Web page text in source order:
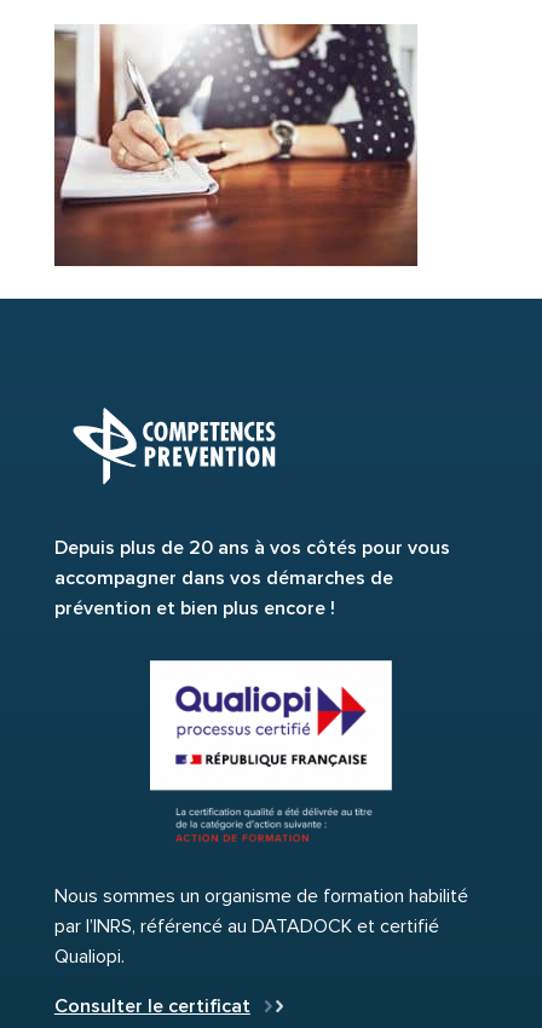
Depuis plus de 20 ans à vos côtés pour vous
accompagner dans vos démarches de
prévention et bien plus encore !
Nous sommes un organisme de formation habilité
par l’INRS, référencé au DATADOCK et certifié
Qualiopi.
Consulter le certificat